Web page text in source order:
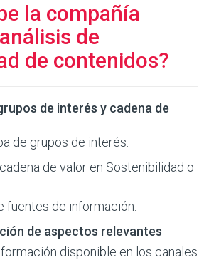
la compañía
de
de contenidos?
de interés y cadena de
de grupos de interés.
de valor en Sostenibilidad o
fuentes de información.
de aspectos relevantes
disponible en los canales